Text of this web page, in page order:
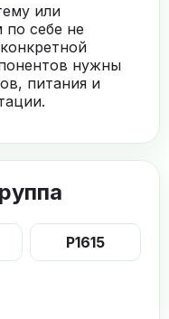
или
по себе не
нужны
питания и
P1615